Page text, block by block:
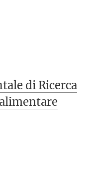
di Ricerca